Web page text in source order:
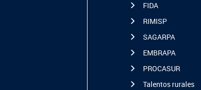
FIDA
RIMISP
SAGARPA
EMBRAPA
PROCASUR
Talentos rurales